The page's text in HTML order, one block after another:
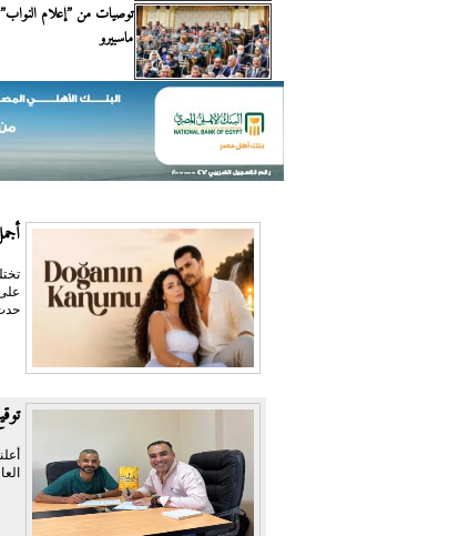
توصيات من ”إعلام
ماسبيرو